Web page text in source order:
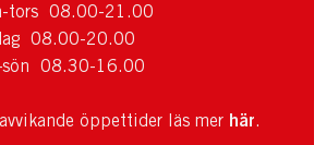
tors 08.00-21.00
08.00-20.00
08.30-16.00
öppettider läs mer här.